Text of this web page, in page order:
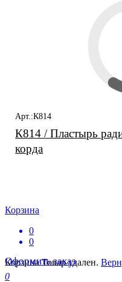
Арт.:К814
К814 / Пластырь
корда
Корзина
0
0
Корзина Товар удален.
0
Оформить заказ